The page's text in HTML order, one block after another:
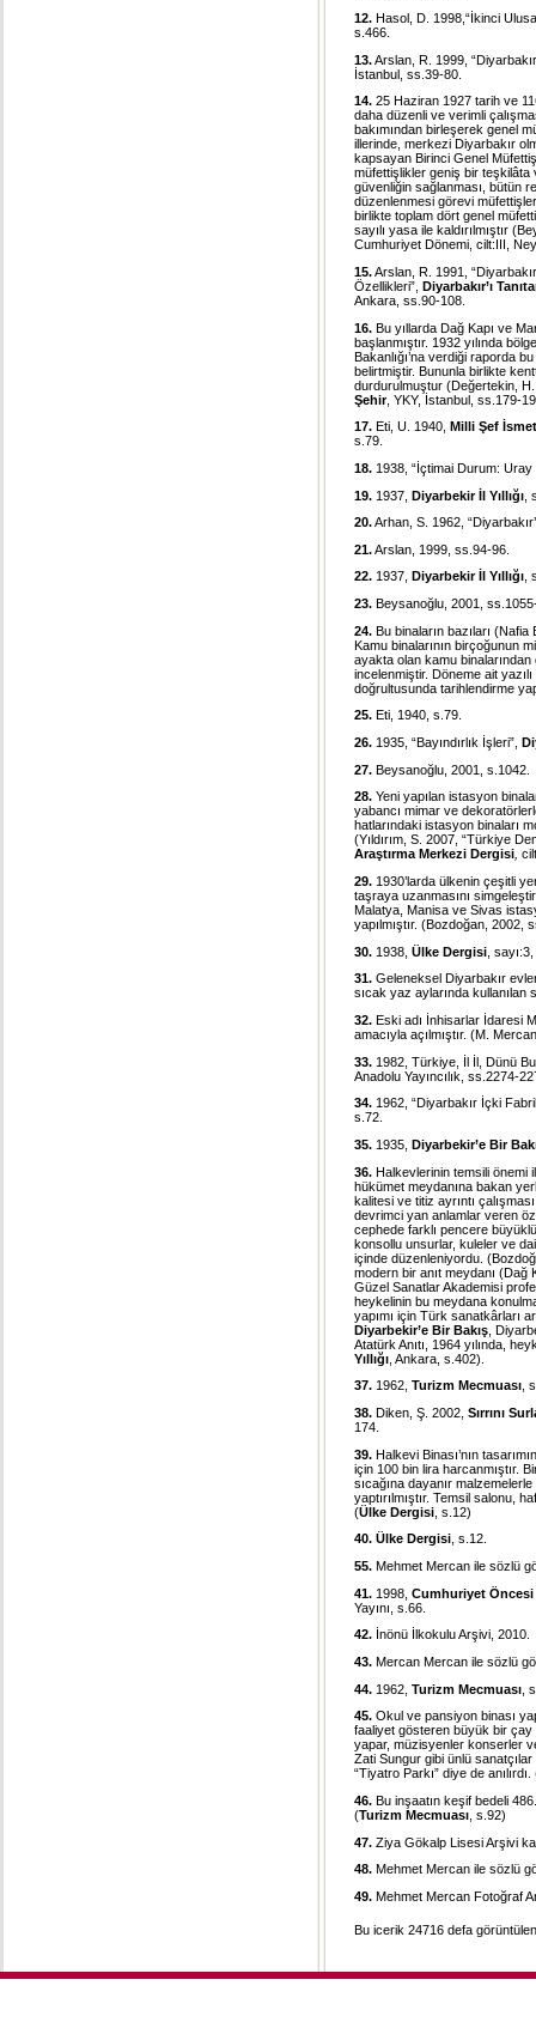
12. Hasol, D. 1998,“İkinci
s.466.
13.Arslan, R. 1999,
İstanbul, ss.39-80.
14. 25 Haziran 1927 tarih ve
daha düzenli ve verimli
bakımından birleşerek ge­nel
illerinde, merkezi Diyarbakır
kapsayan Birinci Genel
müfettişlikler geniş bir teşkilâta
güvenliğin sağlanması, bütün
düzenlenmesi görevi
birlikte toplam dört genel
sayılı yasa ile kaldırılmıştır
Cumhuriyet Dönemi, cilt:III,
15.Arslan, R. 1991,
Özellikleri”, Diyarbakır’ı
Ankara, ss.90-108.
16. Bu yıllarda Dağ Kapı ve
başlanmıştır. 1932 yılında
Bakanlığı’na verdiği raporda
belirtmiştir. Bununla birlikte
durdurulmuştur (Değertekin, H.
Şehir, YKY, İstanbul, ss.179-
17. Eti, U. 1940, Milli Şef
s.79.
18. 1938, “İçtimai Durum:
19. 1937, Diyarbekir İl Yıllığı ,
20.Arhan, S. 1962,
21.Arslan, 1999, ss.94-96.
22. 1937, Diyarbekir İl Yıllığı,
23. Beysanoğlu, 2001,
24. Bu binaların bazıları (Nafia
Kamu binalarının birçoğunun
ayakta olan kamu binalarından
incelenmiştir. Döneme ait
doğrultusunda tarihlendirme
25. Eti, 1940, s.79.
26. 1935, “Bayındırlık İşleri”,
27. Beysanoğlu, 2001, s.1042.
28. Yeni yapılan istasyon
yabancı mimar ve
hatlarındaki istasyon binaları
(Yıldırım, S. 2007, “Türkiye
Araştırma Merkezi Dergisi,
29. 1930’larda ülkenin çeşitli
taşraya uzanmasını
Malatya, Manisa ve Sivas
yapılmıştır. (Bozdoğan, 2002,
30. 1938, Ülke Dergisi ,
31. Geleneksel Diyarbakır
sıcak yaz aylarında kullanılan
32. Eski adı İnhisarlar İdaresi
amacıyla açılmıştır. (M.
33. 1982, Türkiye, İl İl, Dünü
Anadolu Yayıncılık, ss.2274-
34. 1962, “Diyarbakır İçki
s.72.
35. 1935, Diyarbekir’e Bir
36. Halkevlerinin temsili önemi
hükümet meydanına bakan
kalitesi ve titiz ayrıntı
devrimci yan anlamlar veren
cephede farklı pencere
konsollu unsurlar, kuleler ve
içinde düzenleniyordu.
modern bir anıt meydanı (Dağ
Güzel Sanatlar Akademisi
heykelinin bu meydana
yapımı için Türk sanatkârları
Diyarbekir’e Bir Bakış ,
Atatürk Anıtı, 1964 yılında,
Yıllığı , Ankara, s.402).
37. 1962, Turizm Mecmuası ,
38. Diken, Ş. 2002, Sırrını
174.
39. Halkevi Binası’nın
için 100 bin lira harcanmıştır.
sıcağına dayanır
yaptırılmıştır. Temsil salonu,
(Ülke Dergisi , s.12)
40. Ülke Dergisi , s.12.
55. Mehmet Mercan ile sözlü
41. 1998, Cumhuriyet Öncesi
Yayını, s.66.
42. İnönü İlkokulu Arşivi, 2010.
43. Mercan Mercan ile sözlü
44. 1962, Turizm Mecmuası ,
45. Okul ve pansiyon binası
faaliyet gösteren büyük bir çay
yapar, müzisyenler konserler
Zati Sungur gibi ünlü
“Tiyatro Parkı” diye de
46. Bu inşaatın keşif bedeli
(Turizm Mecmuası , s.92)
47. Ziya Gökalp Lisesi Arşivi
48. Mehmet Mercan ile sözlü
49. Mehmet Mercan Fotoğraf
Bu icerik 24716 defa